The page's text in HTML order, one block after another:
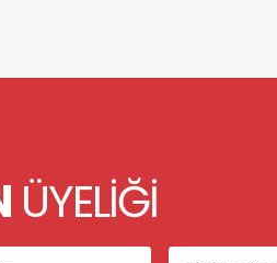
ÜYELİĞİ